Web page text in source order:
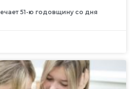
51-ю годовщину со дня